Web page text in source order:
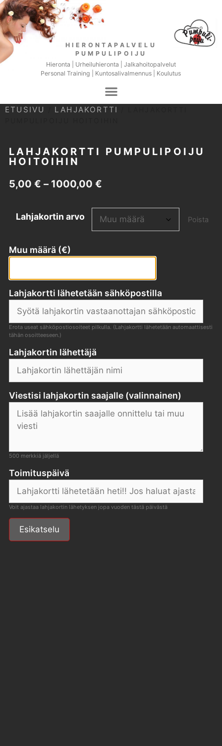
HIERONTAPALVELU
PUMPULIPOIJU
Hieronta | Urheiluhieronta | Jalkahoitopalvelut
Personal Training | Kuntosalivalmennus | Koulutus
ETUSIVU LAHJAKORTTI
LAHJAKORTTI PUMPULIPOIJU
HOITOIHIN
5,00 € – 1000,00 €
Lahjakortin arvo Poista
Muu määrä (€)
Lahjakortti lähetetään sähköpostilla
Erota useat sähköpostiosoiteet pilkulla. (Lahjakortti lähetetään automaattisesti
tähän osoitteeseen.)
Lahjakortin lähettäjä
Viestisi lahjakortin saajalle (valinnainen)
500 merkkiä jäljellä
Toimituspäivä
Voit ajastaa lahjakortin lähetyksen jopa vuoden tästä päivästä
Esikatselu